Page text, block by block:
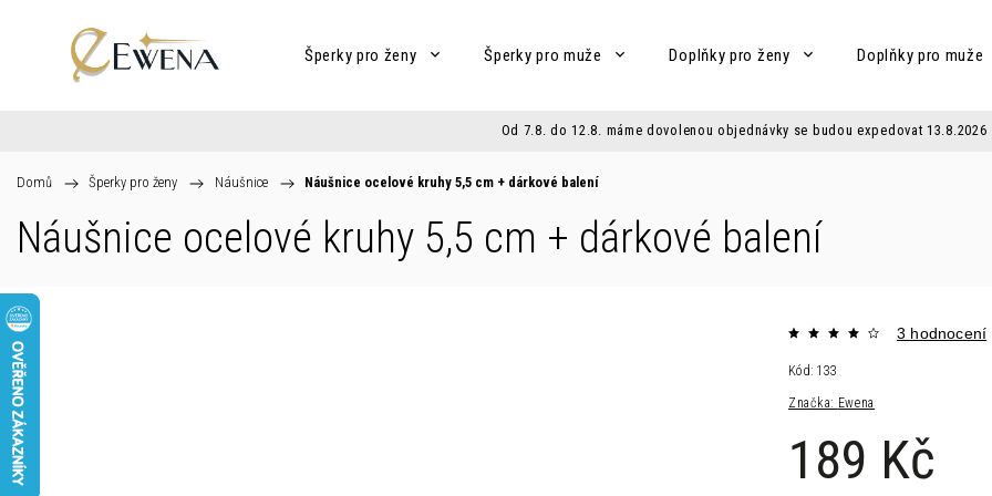
Šperky pro ženy Šperky pro muže Doplňky pro ženy Doplňky pro muže
Od 7.8. do 12.8. máme dovolenou objednávky se budou expedovat 13.8.2026
Domů / Šperky pro ženy / Náušnice / Náušnice ocelové kruhy 5,5 cm + dárkové balení
Náušnice ocelové kruhy 5,5 cm + dárkové balení
Značka: Ewena
3 hodnocení
189 Kč
Kód: 133